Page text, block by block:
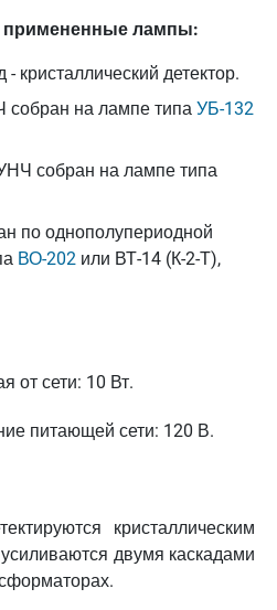
примененные лампы:
кристаллический детектор.
на лампе типа УБ-132
собран на лампе типа
по однополупериодной
ВО-202 или ВТ-14 (К-2-Т),
от сети: 10 Вт.
питающей сети: 120 В.
кристаллическим
двумя каскадами